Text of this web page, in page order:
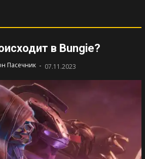
в Bungie?
Пасечник - 07.11.2023